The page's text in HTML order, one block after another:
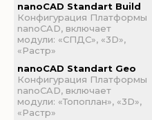
nanoCAD Standart Build
Конфигурация Платформы
nanoCAD, включает
модули: «СПДС», «3D»,
«Растр»
nanoCAD Standart Geo
Конфигурация Платформы
nanoCAD, включает
модули: «Топоплан», «3D»,
«Растр»